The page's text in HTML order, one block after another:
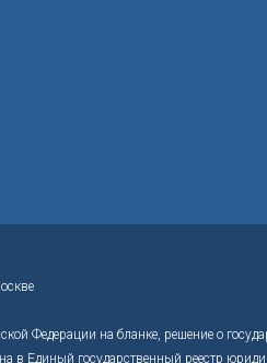
Федерации на бланке, решение о
в Единый государственный реестр